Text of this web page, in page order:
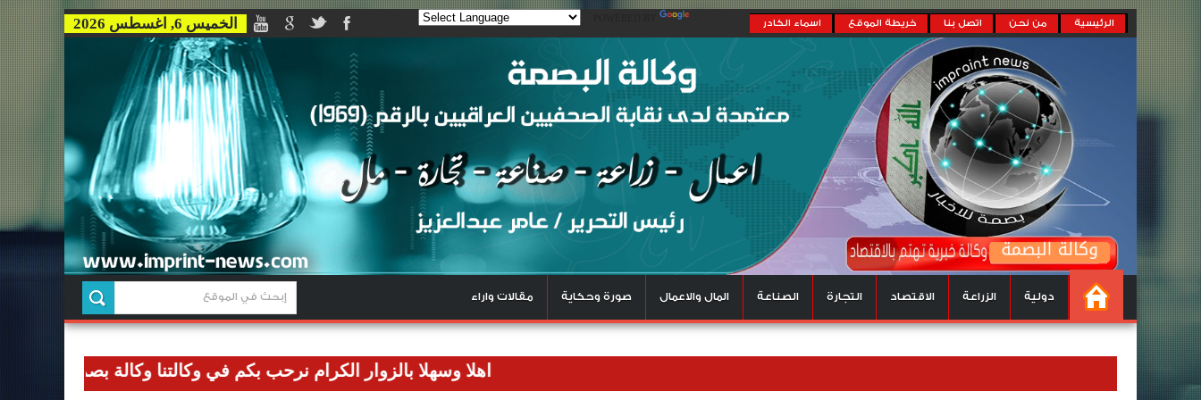
الرئيسية من نحن اتصل بنا خريطة الموقع اسماء الكادر الخميس 6, اغسطس 2026
دولية الزراعة الاقتصاد التجارة الصناعة المال والاعمال صورة وحكاية مقالات واراء
اهلا وسهلا بالزوار الكرام نرحب بكم في وكالتنا وكالة بصمة للاخبار وان نوصل